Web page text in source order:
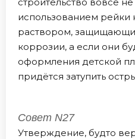
использованием рейки
раствором,
коррозии, а если они
оформления детской
придётся затупить
Совет N27
Утверждение, будто